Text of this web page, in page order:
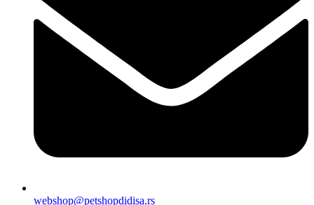
webshop@petshopdidisa.rs